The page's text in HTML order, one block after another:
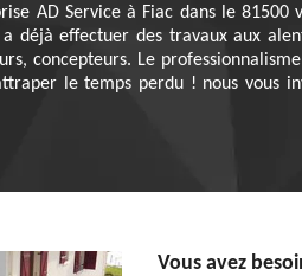
AD Service à Fiac dans le 81500
déjà effectuer des travaux aux
concepteurs. Le
le temps perdu ! nous vous
Vous avez